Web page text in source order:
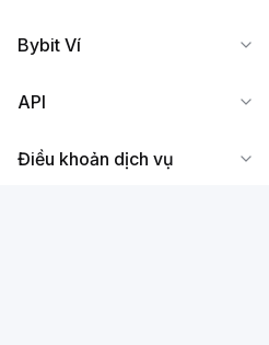
Bybit Ví
API
Điều khoản dịch vụ